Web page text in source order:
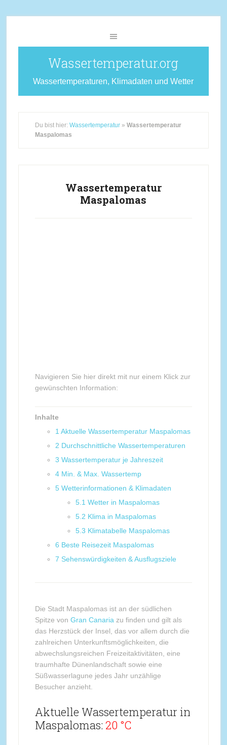
Wassertemperatur.org
Wassertemperaturen, Klimadaten und Wetter
Du bist hier: Wassertemperatur» Wassertemperatur
Maspalomas
Wassertemperatur
Maspalomas
Navigieren Sie hier direkt mit nur einem Klick zur
gewünschten Information:
Inhalte
1 Aktuelle Wassertemperatur Maspalomas
2 Durchschnittliche Wassertemperaturen
3 Wassertemperatur je Jahreszeit
4 Min. & Max. Wassertemp
5 Wetterinformationen & Klimadaten
5.1 Wetter in Maspalomas
5.2 Klima in Maspalomas
5.3 Klimatabelle Maspalomas
6 Beste Reisezeit Maspalomas
7 Sehenswürdigkeiten & Ausflugsziele
Die Stadt Maspalomas ist an der südlichen
Spitze von Gran Canaria zu finden und gilt als
das Herzstück der Insel, das vor allem durch die
zahlreichen Unterkunftsmöglichkeiten, die
abwechslungsreichen Freizeitaktivitäten, eine
traumhafte Dünenlandschaft sowie eine
Süßwasserlagune jedes Jahr unzählige
Besucher anzieht.
Aktuelle Wassertemperatur in
Maspalomas: 20 °C